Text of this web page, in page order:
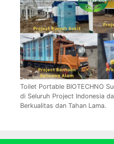
Toilet Portable BIOTECHNO
di Seluruh Project Indonesia
Berkualitas dan Tahan Lama.